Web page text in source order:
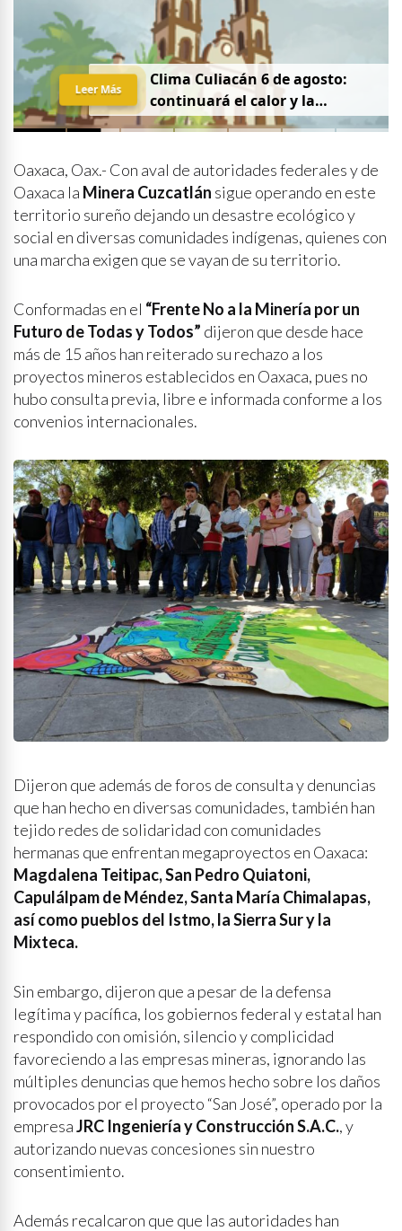
Clima Culiacán 6 de agosto:
continuará el calor y la
probabilidad de lluvia
Leer Más
Oaxaca, Oax.- Con aval de autoridades federales y de
Oaxaca la Minera Cuzcatlán sigue operando en este
territorio sureño dejando un desastre ecológico y
social en diversas comunidades indígenas, quienes con
una marcha exigen que se vayan de su territorio.
Conformadas en el “Frente No a la Minería por un
Futuro de Todas y Todos” dijeron que desde hace
más de 15 años han reiterado su rechazo a los
proyectos mineros establecidos en Oaxaca, pues no
hubo consulta previa, libre e informada conforme a los
convenios internacionales.
Dijeron que además de foros de consulta y denuncias
que han hecho en diversas comunidades, también han
tejido redes de solidaridad con comunidades
hermanas que enfrentan megaproyectos en Oaxaca:
Magdalena Teitipac, San Pedro Quiatoni,
Capulálpam de Méndez, Santa María Chimalapas,
así como pueblos del Istmo, la Sierra Sur y la
Mixteca.
Sin embargo, dijeron que a pesar de la defensa
legítima y pacífica, los gobiernos federal y estatal han
respondido con omisión, silencio y complicidad
favoreciendo a las empresas mineras, ignorando las
múltiples denuncias que hemos hecho sobre los daños
provocados por el proyecto “San José”, operado por la
empresaJRC Ingeniería y Construcción S.A.C., y
autorizando nuevas concesiones sin nuestro
consentimiento.
Además recalcaron que que las autoridades han